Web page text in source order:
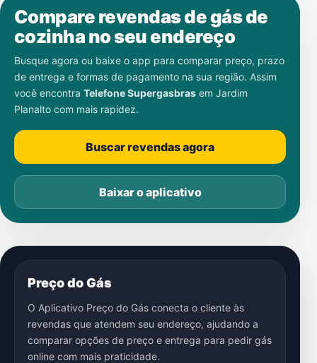
Compare revendas de gás de
cozinha no seu endereço
Busque agora ou baixe o app para comparar preço, prazo
de entrega e formas de pagamento na sua região. Assim
você encontra Telefone Supergasbras em Jardim
Planalto com mais rapidez.
Buscar revendas agora
Baixar o aplicativo
Preço do Gás
O Aplicativo Preço do Gás conecta o cliente às
revendas que atendem seu endereço, ajudando a
comparar opções de preço e entrega para pedir gás
online com mais praticidade.